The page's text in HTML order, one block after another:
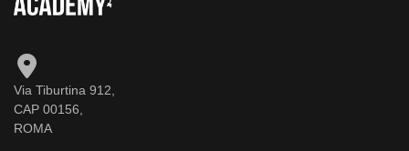
Via Tiburtina 912,
CAP 00156,
ROMA